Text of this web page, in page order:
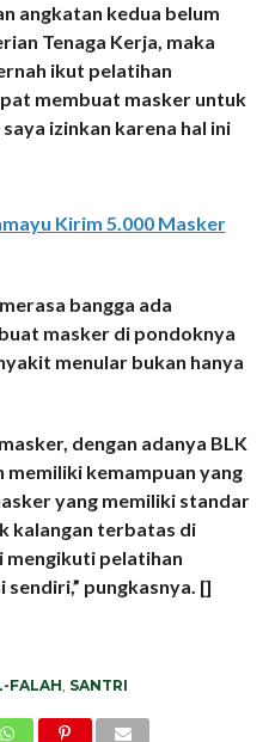
angkatan kedua belum
Tenaga Kerja, maka
ikut pelatihan
membuat masker untuk
izinkan karena hal ini
Kirim 5.000 Masker
bangga ada
masker di pondoknya
menular bukan hanya
dengan adanya BLK
kemampuan yang
yang memiliki standar
kalangan terbatas di
mengikuti pelatihan
pungkasnya. []
FALAH, SANTRI